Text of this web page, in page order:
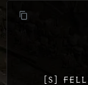
[S]